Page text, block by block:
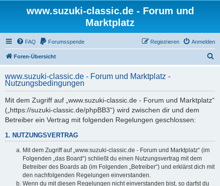
www.suzuki-classic.de - Forum und
Marktplatz
FAQ Forumsspende Anmelden
Registrieren
Foren-Übersicht
h
www.suzuki-classic.de - Forum und Marktplatz -
Nutzungsbedingungen
Mit dem Zugriff auf „www.suzuki-classic.de - Forum und Marktplatz“
(„https://suzuki-classic.de/phpBB3“) wird zwischen dir und dem
Betreiber ein Vertrag mit folgenden Regelungen geschlossen:
1. NUTZUNGSVERTRAG
Mit dem Zugriff auf „www.suzuki-classic.de - Forum und Marktplatz“ (im
Folgenden „das Board“) schließt du einen Nutzungsvertrag mit dem
Betreiber des Boards ab (im Folgenden „Betreiber“) und erklärst dich mit
den nachfolgenden Regelungen einverstanden.
Wenn du mit diesen Regelungen nicht einverstanden bist, so darfst du